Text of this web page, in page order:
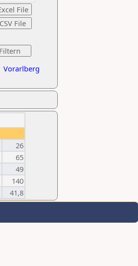
Vorarlberg
26
65
49
140
41,8